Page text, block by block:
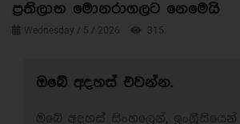
ප්‍රතිලාභ මොනරාගලට නෙමෙයි
Wednesday / 5 / 2026 315
ඔබේ අදහස් එවන්න.